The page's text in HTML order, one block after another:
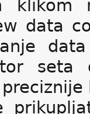
data
seta